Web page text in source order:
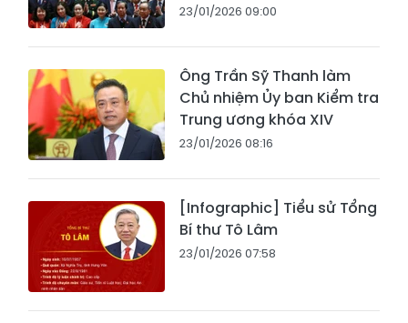
23/01/2026 09:00
Ông Trần Sỹ Thanh làm
Chủ nhiệm Ủy ban Kiểm tra
Trung ương khóa XIV
23/01/2026 08:16
[Infographic] Tiểu sử Tổng
Bí thư Tô Lâm
23/01/2026 07:58